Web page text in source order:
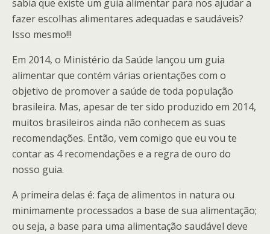
sabia que existe um guia alimentar para nos ajudar a
fazer escolhas alimentares adequadas e saudáveis?
Isso mesmo!!!
Em 2014, o Ministério da Saúde lançou um guia
alimentar que contém várias orientações com o
objetivo de promover a saúde de toda população
brasileira. Mas, apesar de ter sido produzido em 2014,
muitos brasileiros ainda não conhecem as suas
recomendações. Então, vem comigo que eu vou te
contar as 4 recomendações e a regra de ouro do
nosso guia.
A primeira delas é: faça de alimentos in natura ou
minimamente processados a base de sua alimentação;
ou seja, a base para uma alimentação saudável deve